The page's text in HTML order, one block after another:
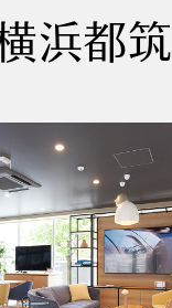
浜都筑